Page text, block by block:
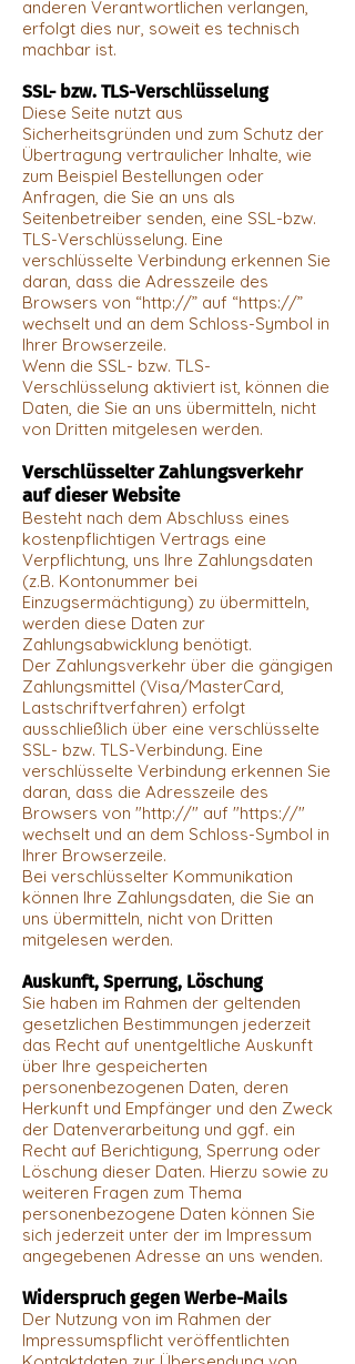
anderen Verantwortlichen verlangen,
erfolgt dies nur, soweit es technisch
machbar ist.
SSL- bzw. TLS-Verschlüsselung
Diese Seite nutzt aus
Sicherheitsgründen und zum Schutz der
Übertragung vertraulicher Inhalte, wie
zum Beispiel Bestellungen oder
Anfragen, die Sie an uns als
Seitenbetreiber senden, eine SSL-bzw.
TLS-Verschlüsselung. Eine
verschlüsselte Verbindung erkennen Sie
daran, dass die Adresszeile des
Browsers von “http://” auf “https://”
wechselt und an dem Schloss-Symbol in
Ihrer Browserzeile.
Wenn die SSL- bzw. TLS-
Verschlüsselung aktiviert ist, können die
Daten, die Sie an uns übermitteln, nicht
von Dritten mitgelesen werden.
Verschlüsselter Zahlungsverkehr
auf dieser Website
Besteht nach dem Abschluss eines
kostenpflichtigen Vertrags eine
Verpflichtung, uns Ihre Zahlungsdaten
(z.B. Kontonummer bei
Einzugsermächtigung) zu übermitteln,
werden diese Daten zur
Zahlungsabwicklung benötigt.
Der Zahlungsverkehr über die gängigen
Zahlungsmittel (Visa/MasterCard,
Lastschriftverfahren) erfolgt
ausschließlich über eine verschlüsselte
SSL- bzw. TLS-Verbindung. Eine
verschlüsselte Verbindung erkennen Sie
daran, dass die Adresszeile des
Browsers von "http://" auf "https://"
wechselt und an dem Schloss-Symbol in
Ihrer Browserzeile.
Bei verschlüsselter Kommunikation
können Ihre Zahlungsdaten, die Sie an
uns übermitteln, nicht von Dritten
mitgelesen werden.
Auskunft, Sperrung, Löschung
Sie haben im Rahmen der geltenden
gesetzlichen Bestimmungen jederzeit
das Recht auf unentgeltliche Auskunft
über Ihre gespeicherten
personenbezogenen Daten, deren
Herkunft und Empfänger und den Zweck
der Datenverarbeitung und ggf. ein
Recht auf Berichtigung, Sperrung oder
Löschung dieser Daten. Hierzu sowie zu
weiteren Fragen zum Thema
personenbezogene Daten können Sie
sich jederzeit unter der im Impressum
angegebenen Adresse an uns wenden.
Widerspruch gegen Werbe-Mails
Der Nutzung von im Rahmen der
Impressumspflicht veröffentlichten